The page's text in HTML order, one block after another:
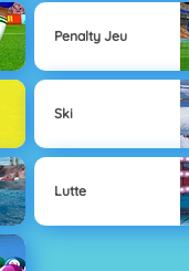
Penalty Jeu
Ski
Lutte